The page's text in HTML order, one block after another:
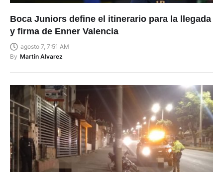
Boca Juniors define el itinerario para la llegada
y firma de Enner Valencia
agosto 7, 7:51 AM
By Martin Alvarez